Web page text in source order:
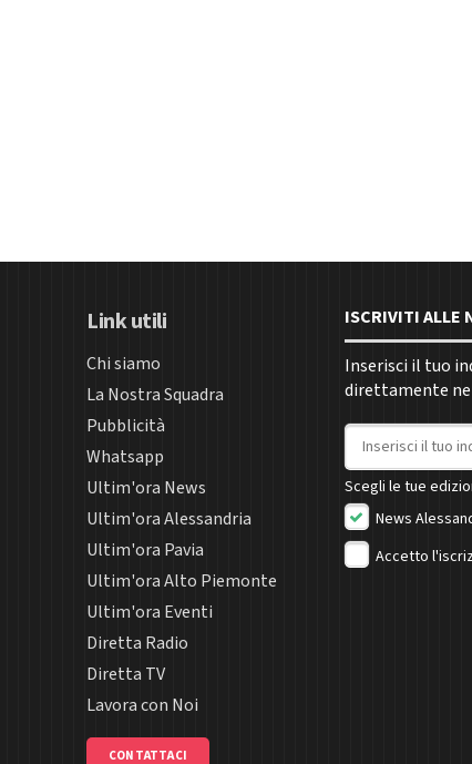
Link utili
Chi siamo
La Nostra Squadra
Pubblicità
Whatsapp
Ultim'ora News
Ultim'ora Alessandria
Ultim'ora Pavia
Ultim'ora Alto Piemonte
Ultim'ora Eventi
Diretta Radio
Diretta TV
Lavora con Noi
CONTATTACI
ISCRIVITI ALLE
Inserisci il tuo
direttamente
Indirizzo email
Scegli le tue
News
Accetto